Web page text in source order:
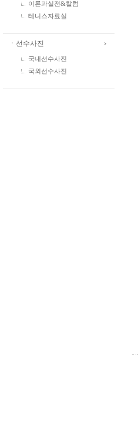
이론과실전&칼럼
테니스자료실
ㆍ선수사진
국내선수사진
국외선수사진